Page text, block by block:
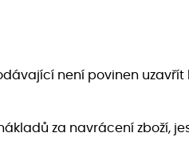
není povinen
za navrácení zboží,